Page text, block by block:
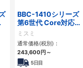
BBC-1410シリーズ
第6世代 Core対応フ
ロアマウントFAPC
3PCI・3PCIe
ミスミ
通常価格(税別)：
243,600円～
5日目